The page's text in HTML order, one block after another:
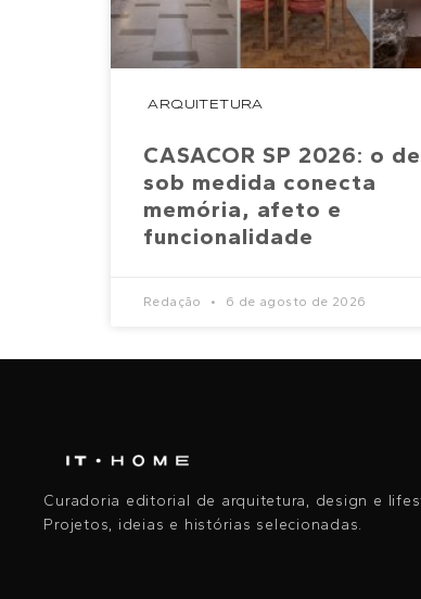
ARQUITETURA
CASACOR SP 2026: o
sob medida conecta
memória, afeto e
funcionalidade
Redação 6 de agosto de 2026
Curadoria editorial de arquitetura, design e
Projetos, ideias e histórias selecionadas.